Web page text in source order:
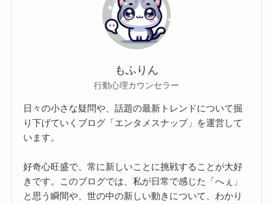
もふりん
行動心理カウンセラー
日々の小さな疑問や、話題の最新トレンドについて掘
り下げていくブログ「エンタメスナップ」を運営して
います。
好奇心旺盛で、常に新しいことに挑戦することが大好
きです。このブログでは、私が日常で感じた「へぇ」
と思う瞬間や、世の中の新しい動きについて、わかり